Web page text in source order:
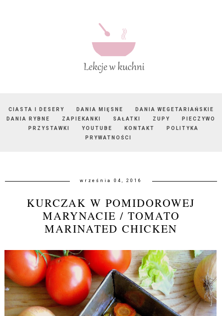
CIASTA I DESERY DANIA MIĘSNE
DANIA WEGETARIAŃSKIE
DANIA RYBNE
ZAPIEKANKI SAŁATKI ZUPY
PIECZYWO
PRZYSTAWKI
YOUTUBE KONTAKT
POLITYKA
PRYWATNOŚCI
września 04, 2016
KURCZAK W POMIDOROWEJ
MARYNACIE / TOMATO
MARINATED CHICKEN